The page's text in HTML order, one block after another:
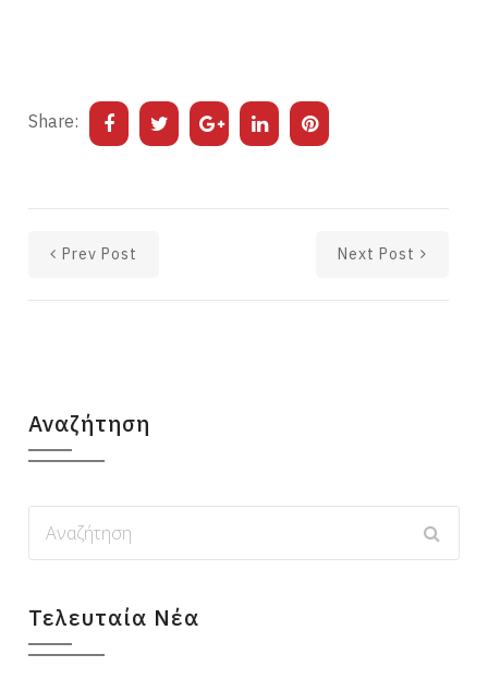
Share:
Prev Post Next Post
Αναζήτηση
Τελευταία Νέα